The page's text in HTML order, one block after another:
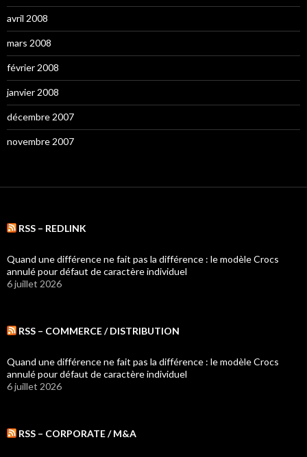
avril 2008
mars 2008
février 2008
janvier 2008
décembre 2007
novembre 2007
RSS – REDLINK
Quand une différence ne fait pas la différence : le modèle Crocs
annulé pour défaut de caractère individuel
6 juillet 2026
RSS – COMMERCE / DISTRIBUTION
Quand une différence ne fait pas la différence : le modèle Crocs
annulé pour défaut de caractère individuel
6 juillet 2026
RSS – CORPORATE / M&A